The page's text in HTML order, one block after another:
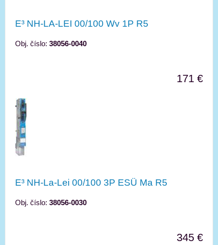
E³ NH-LA-LEI 00/100 Wv 1P R5
Obj. číslo: 38056-0040
171 €
E³ NH-La-Lei 00/100 3P ESÜ Ma R5
Obj. číslo: 38056-0030
345 €